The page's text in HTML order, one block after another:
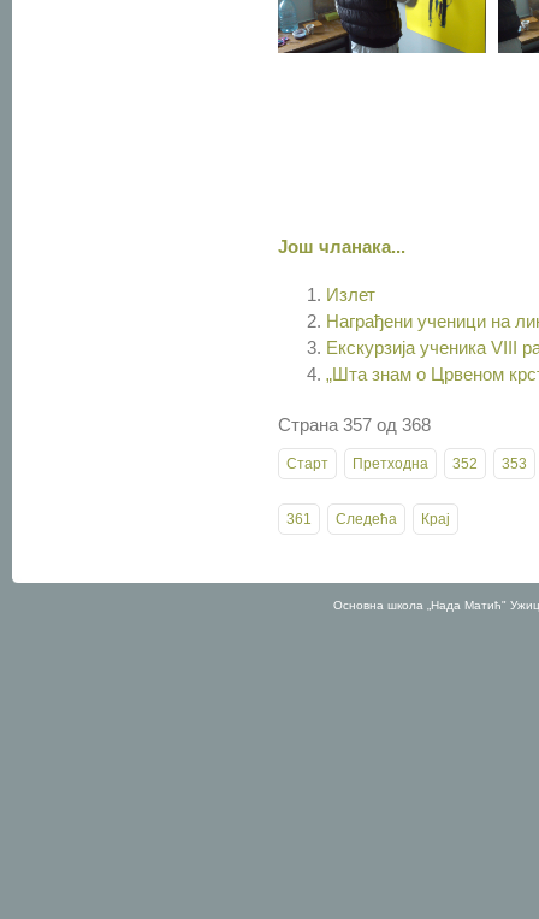
Још чланака...
Излет
Награђени ученици на
Екскурзија ученика VIII
„Шта знам о Црвеном
Страна 357 од 368
Старт Претходна 352 353
361 Следећа Крај
Основна школа „Нада Матић"